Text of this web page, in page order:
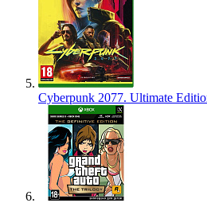
Cyberpunk 2077. Ultimate